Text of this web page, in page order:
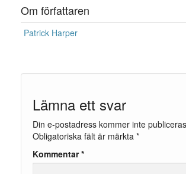
Om författaren
Patrick Harper
Lämna ett svar
Din e-postadress kommer inte
Obligatoriska fält är märkta *
Kommentar*